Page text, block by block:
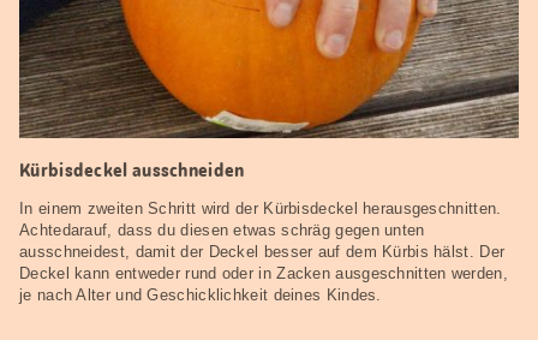
Kürbisdeckel ausschneiden
In einem zweiten Schritt wird der Kürbisdeckel herausgeschnitten.
Achtedarauf, dass du diesen etwas schräg gegen unten
ausschneidest, damit der Deckel besser auf dem Kürbis hälst. Der
Deckel kann entweder rund oder in Zacken ausgeschnitten werden,
je nach Alter und Geschicklichkeit deines Kindes.